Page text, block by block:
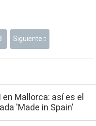
Siguiente
en Mallorca: así es el
'Made in Spain'